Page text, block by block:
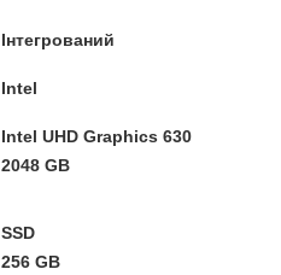
Інтегрований
Intel
Intel UHD Graphics 630
2048 GB
SSD
256 GB